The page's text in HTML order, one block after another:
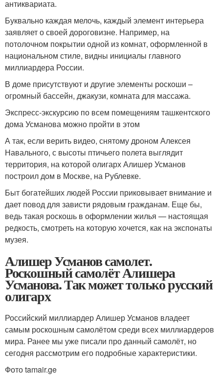
антиквариата.
Буквально каждая мелочь, каждый элемент интерьера
заявляет о своей дороговизне. Например, на
потолочном покрытии одной из комнат, оформленной в
национальном стиле, видны инициалы главного
миллиардера России.
В доме присутствуют и другие элементы роскоши –
огромный бассейн, джакузи, комната для массажа.
Экспресс-экскурсию по всем помещениям ташкентского
дома Усманова можно пройти в этом
А так, если верить видео, снятому дроном Алексея
Навального, с высоты птичьего полета выглядит
территория, на которой олигарх Алишер Усманов
построил дом в Москве, на Рублевке.
Быт богатейших людей России приковывает внимание и
дает повод для зависти рядовым гражданам. Еще бы,
ведь такая роскошь в оформлении жилья — настоящая
редкость, смотреть на которую хочется, как на экспонаты
музея.
Алишер Усманов самолет.
Роскошный самолёт Алишера
Усманова. Так может только русский
олигарх
Российский миллиардер Алишер Усманов владеет
самым роскошным самолётом среди всех миллиардеров
мира. Ранее мы уже писали про данный самолёт, но
сегодня рассмотрим его подробные характеристики.
Фото tamair.ge